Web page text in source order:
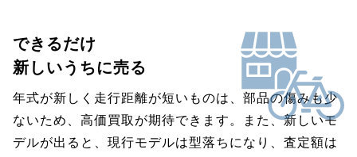
できるだけ
新しいうちに売る
年式が新しく走行距離が短いものは、部品の傷みも少
ないため、高価買取が期待できます。また、新しいモ
デルが出ると、現行モデルは型落ちになり、査定額は